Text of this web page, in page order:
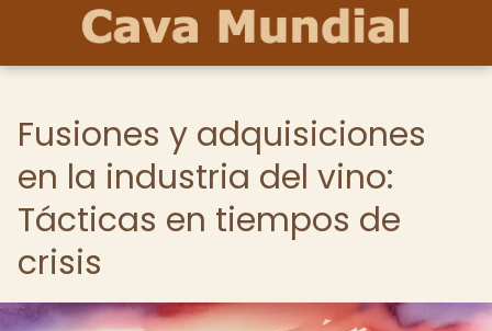
Fusiones y adquisiciones
en la industria del vino:
Tácticas en tiempos de
crisis